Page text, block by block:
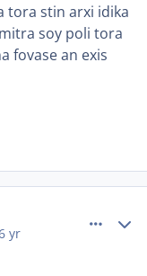
tora stin arxi idika
soy poli tora
fovase an exis
yr